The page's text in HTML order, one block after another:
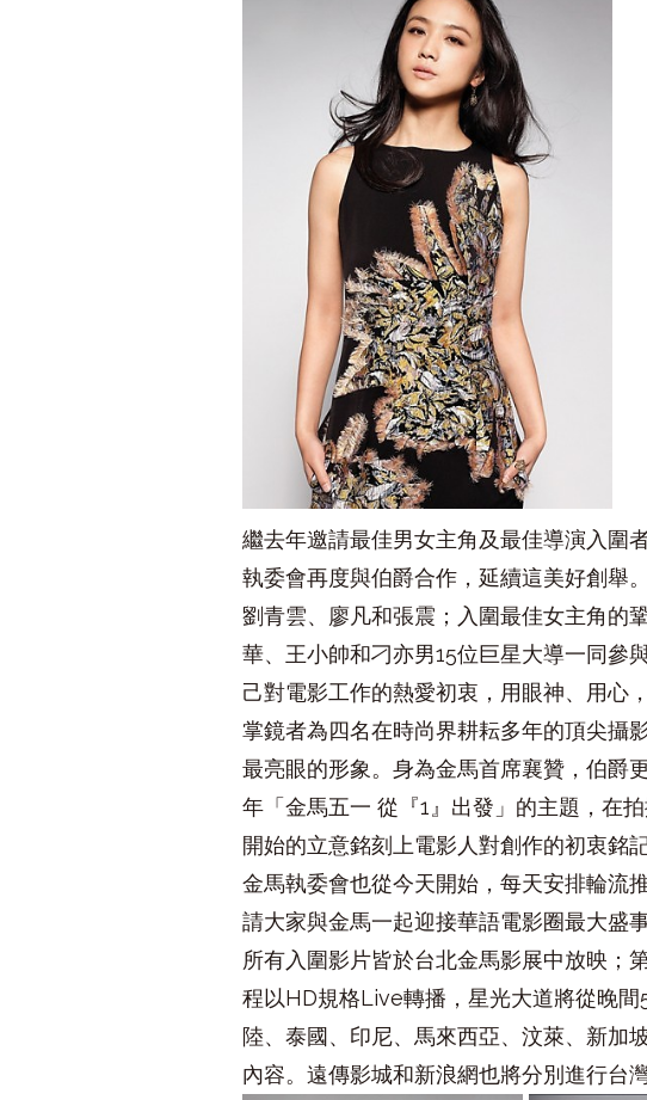
繼去年邀請最佳男女主角及最佳導演入圍
執委會再度與伯爵合作，延續這美好創舉
劉青雲、廖凡和張震；入圍最佳女主角的
華、王小帥和刁亦男15位巨星大導一同參
己對電影工作的熱愛初衷，用眼神、用心
掌鏡者為四名在時尚界耕耘多年的頂尖攝
最亮眼的形象。身為金馬首席襄贊，伯爵
年「金馬五一 從『1』出發」的主題，在
開始的立意銘刻上電影人對創作的初衷銘記
金馬執委會也從今天開始，每天安排輪流
請大家與金馬一起迎接華語電影圈最大盛事
所有入圍影片皆於台北金馬影展中放映；
程以HD規格Live轉播，星光大道將從晚
陸、泰國、印尼、馬來西亞、汶萊、新加
內容。遠傳影城和新浪網也將分別進行台